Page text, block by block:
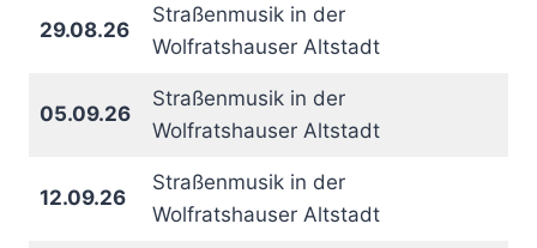
29.08.26
Straßenmusik in der
Wolfratshauser Altstadt
05.09.26
Straßenmusik in der
Wolfratshauser Altstadt
12.09.26
Straßenmusik in der
Wolfratshauser Altstadt